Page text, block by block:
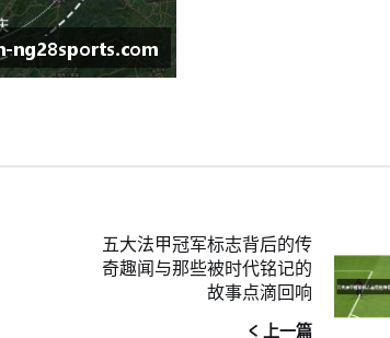
五大法甲冠军标志背后的传
奇趣闻与那些被时代铭记的
故事点滴回响
< 上一篇